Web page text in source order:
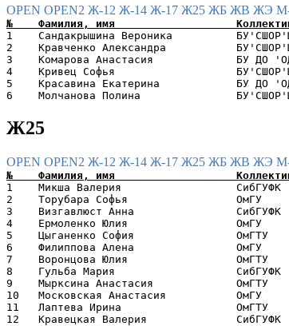
OPEN OPEN2 Ж-12 Ж-14 Ж-17 Ж25 ЖБ ЖВ ЖЭ
1    Сандакрышина Вероника
2    Кравченко Александра
3    Комарова Анастасия             БУ
4    Кривец Софья
5    Красавина Екатерина            БУ
Ж25
OPEN OPEN2 Ж-12 Ж-14 Ж-17 Ж25 ЖБ ЖВ ЖЭ
1    Микша Валерия
2    Торубара Софья
3    Визгавлюст Анна
4    Ермоленко Юлия
5    Цыганенко София
6    Филиппова Алена
7    Воронцова Юлия
8    Гульба Мария
9    Мырксина Анастасия
10   Московская Анастасия
11   Лаптева Ирина
12   Кравецкая Валерия